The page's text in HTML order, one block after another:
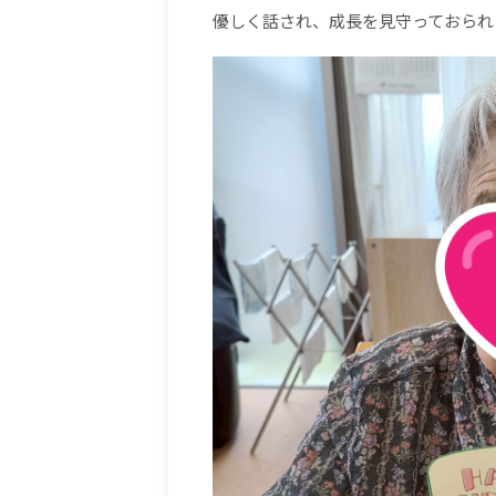
優しく話され、成長を見守っておら